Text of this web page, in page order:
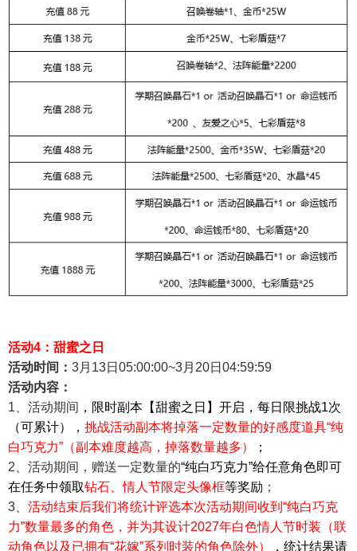
活动4：甜蜜之日
活动时间： 3月13日05:00:00~3月20日04:59:59
活动内容：
1 、活动期间 ，限时副本【甜蜜之日】开启，每日限挑战1次
（可累计）， 挑战活动副本将掉落一定数量的好感度道具“纯
白巧克力”（副本难度越高，掉落数量越多）
；
2 、活动期间，赠送一定数量的“纯白巧克力”给任意角色即可
在任务中领取钻石、情人节限定头像框等奖励 ；
3
活动结束后我们将统计评选本次活动期间收到“纯白巧克
力”数量最多的角色，并为其设计2027年白色情人节时装（联
动角色以及已拥有“花嫁”系列时装的角色除外）
，统计结果请